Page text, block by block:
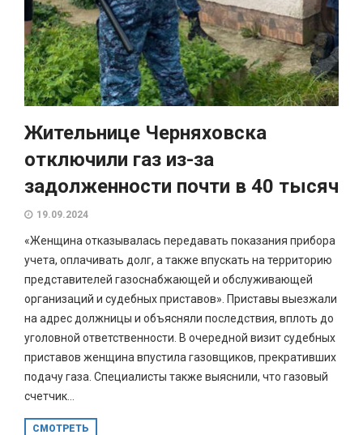
Жительнице Черняховска
отключили газ из-за
задолженности почти в 40 тысяч
19.09.2024
«Женщина отказывалась передавать показания прибора
учета, оплачивать долг, а также впускать на территорию
представителей газоснабжающей и обслуживающей
организаций и судебных приставов». Приставы выезжали
на адрес должницы и объясняли последствия, вплоть до
уголовной ответственности. В очередной визит судебных
приставов женщина впустила газовщиков, прекративших
подачу газа. Специалисты также выяснили, что газовый
счетчик...
СМОТРЕТЬ